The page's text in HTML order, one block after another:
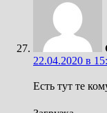
22.04.2020 в
Есть тут те